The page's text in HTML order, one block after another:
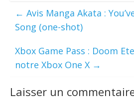
← Avis Manga Akata :
Song (one-shot)
Xbox Game Pass : Doom
notre Xbox One X →
Laisser un